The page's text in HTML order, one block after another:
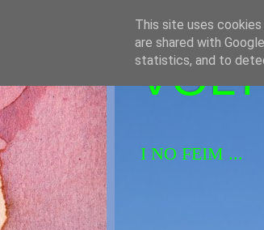
I NO FEIM ...
This site uses
are shared with
statistics, and to